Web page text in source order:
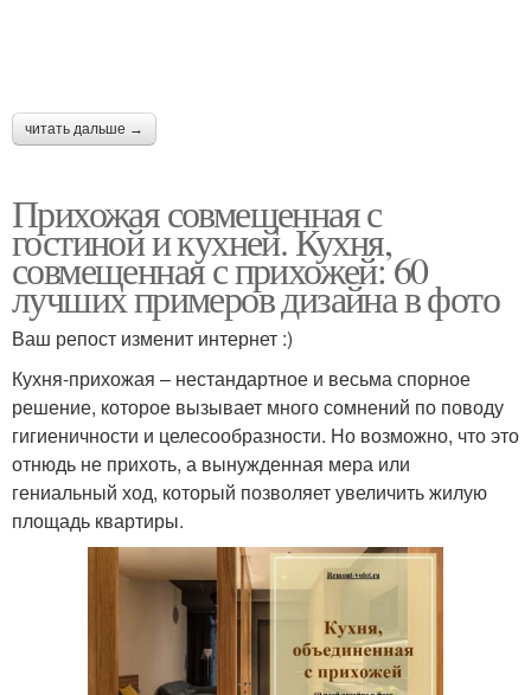
читать дальше →
Прихожая совмещенная с
гостиной и кухней. Кухня,
совмещенная с прихожей: 60
лучших примеров дизайна в фото
Ваш репост изменит интернет :)
Кухня-прихожая – нестандартное и весьма спорное
решение, которое вызывает много сомнений по поводу
гигиеничности и целесообразности. Но возможно, что это
отнюдь не прихоть, а вынужденная мера или
гениальный ход, который позволяет увеличить жилую
площадь квартиры.